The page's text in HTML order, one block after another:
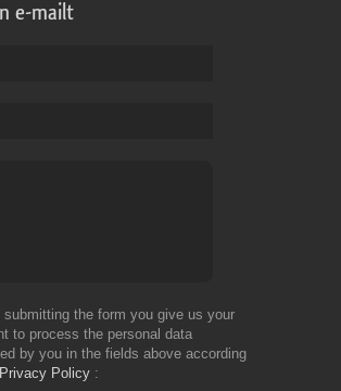
e-mailt
submitting the form you give us your
to process the personal data
by you in the fields above according
Privacy Policy